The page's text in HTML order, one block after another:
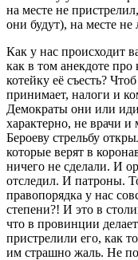
на месте не
они будут), на месте
Как у нас происходит
как в том анекдоте про
котейку её съесть?
принимает, налоги и
Демократы они или
характерно, не врачи
Бероеву стрельбу
которые верят в
ничего не сделали. И
отследил. И патроны.
правопорядка у нас
степени?! И это в
что в провинции
пристрелили его, как
им страшно жаль. Не